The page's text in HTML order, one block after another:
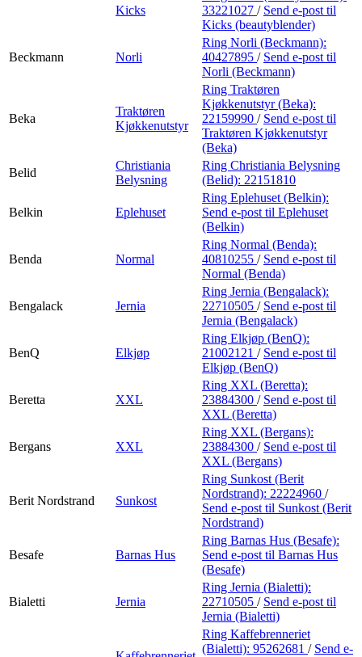
Kicks
33221027 / Send e-post til
Kicks (beautyblender)
Beckmann Norli
Ring Norli (Beckmann):
40427895 / Send e-post til
Norli (Beckmann)
Beka
Traktøren
Kjøkkenutstyr
Ring Traktøren
Kjøkkenutstyr (Beka):
22159990 / Send e-post til
Traktøren Kjøkkenutstyr
(Beka)
Belid
Christiania
Belysning
Ring Christiania Belysning
(Belid): 22151810
Belkin Eplehuset
Ring Eplehuset (Belkin):
Send e-post til Eplehuset
(Belkin)
Benda Normal
Ring Normal (Benda):
40810255 / Send e-post til
Normal (Benda)
Bengalack Jernia
Ring Jernia (Bengalack):
22710505 / Send e-post til
Jernia (Bengalack)
BenQ Elkjøp
Ring Elkjøp (BenQ):
21002121 / Send e-post til
Elkjøp (BenQ)
Beretta XXL
Ring XXL (Beretta):
23884300 / Send e-post til
XXL (Beretta)
Bergans XXL
Ring XXL (Bergans):
23884300 / Send e-post til
XXL (Bergans)
Berit Nordstrand Sunkost
Ring Sunkost (Berit
Nordstrand): 22224960 /
Send e-post til Sunkost (Berit
Nordstrand)
Besafe Barnas Hus
Ring Barnas Hus (Besafe):
Send e-post til Barnas Hus
(Besafe)
Bialetti Jernia
Ring Jernia (Bialetti):
22710505 / Send e-post til
Jernia (Bialetti)
Ring Kaffebrenneriet
(Bialetti): 95262681 / Send e-